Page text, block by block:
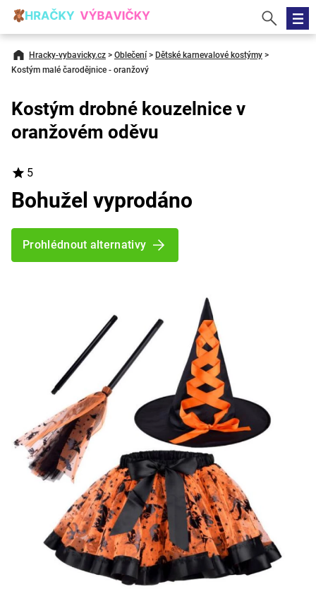
Hracky-vybavicky.cz > Oblečení > Dětské karnevalové kostýmy >
Kostým malé čarodějnice - oranžový
Kostým drobné kouzelnice v
oranžovém oděvu
5
Bohužel vyprodáno
Prohlédnout alternativy